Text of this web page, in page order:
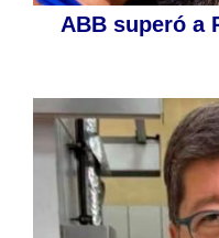
ABB superó a